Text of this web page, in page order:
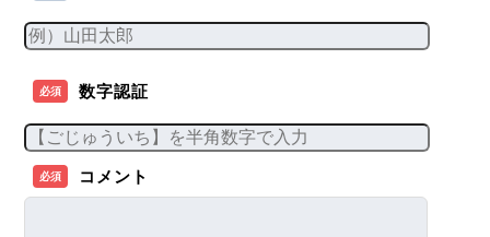
必須 数字認証
必須 コメント